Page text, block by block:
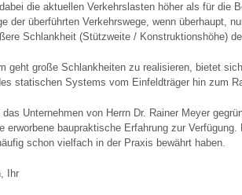
die aktuellen Verkehrslasten höher als für die
der überführten Verkehrswege, wenn überhaupt,
Schlankheit (Stützweite / Konstruktionshöhe)
geht große Schlankheiten zu realisieren, bietet
statischen Systems vom Einfeldträger hin zum
das Unternehmen von Herrn Dr. Rainer Meyer
erworbene baupraktische Erfahrung zur
schon vielfach in der Praxis bewährt haben.
Ihr